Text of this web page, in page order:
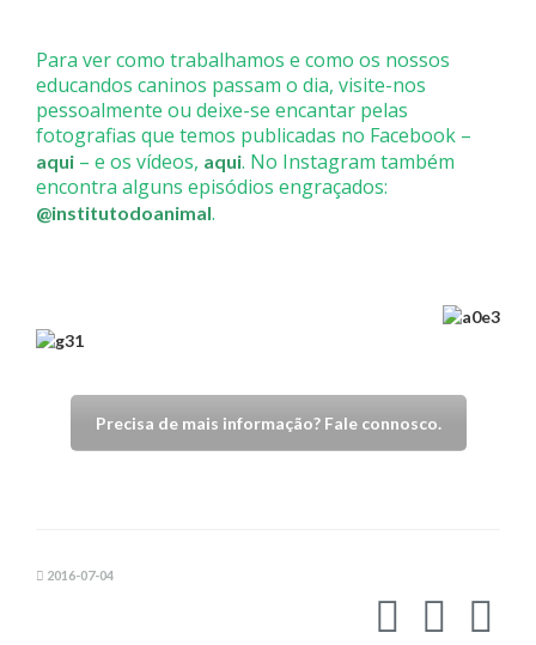
Para ver como trabalhamos e como os nossos
educandos caninos passam o dia, visite-nos
pessoalmente ou deixe-se encantar pelas
fotografias que temos publicadas no Facebook –
aqui – e os vídeos, aqui. No Instagram também
encontra alguns episódios engraçados:
@institutodoanimal.
Precisa de mais informação? Fale connosco.
2016-07-04